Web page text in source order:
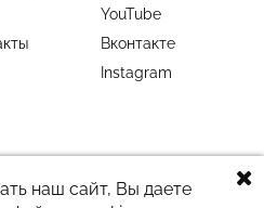
YouTube
Вконтакте
Instagram
наш сайт, Вы даете